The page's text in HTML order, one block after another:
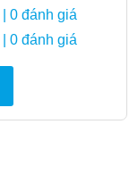
| 0 đánh giá
| 0 đánh giá